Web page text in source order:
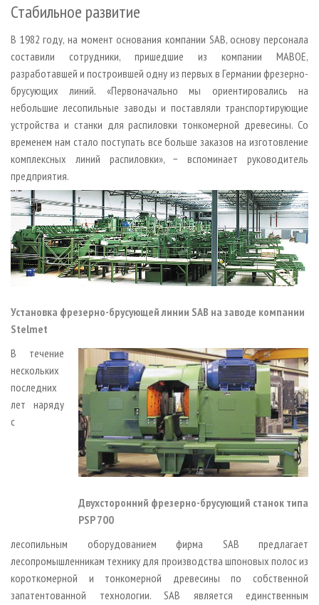
Стабильное развитие
В 1982 году, на момент основания компании SAB, основу персонала
составили сотрудники, пришедшие из компании MABOE,
разработавшей и построившей одну из первых в Германии фрезерно-
брусующих линий. «Первоначально мы ориентировались на
небольшие лесопильные заводы и поставляли транспортирующие
устройства и станки для распиловки тонкомерной древесины. Со
временем нам стало поступать все больше заказов на изготовление
комплексных линий распиловки», − вспоминает руководитель
предприятия.
Установка фрезерно-брусующей линии SAB на заводе компании
Stelmet
Двухсторонний фрезерно-брусующий станок типа
PSP 700
В течение
нескольких
последних
лет наряду
с
лесопильным оборудованием фирма SAB предлагает
лесопромышленникам технику для производства шпоновых полос из
короткомерной и тонкомерной древесины по собственной
запатентованной технологии. SAB является единственным